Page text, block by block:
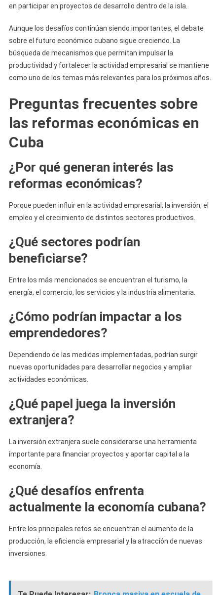
en participar en proyectos de desarrollo dentro de la isla.
Aunque los desafíos continúan siendo importantes, el debate
sobre el futuro económico cubano sigue creciendo. La
búsqueda de mecanismos que permitan impulsar la
productividad y fortalecer la actividad empresarial se mantiene
como uno de los temas más relevantes para los próximos años.
Preguntas frecuentes sobre
las reformas económicas en
Cuba
¿Por qué generan interés las
reformas económicas?
Porque pueden influir en la actividad empresarial, la inversión, el
empleo y el crecimiento de distintos sectores productivos.
¿Qué sectores podrían
beneficiarse?
Entre los más mencionados se encuentran el turismo, la
energía, el comercio, los servicios y la industria alimentaria.
¿Cómo podrían impactar a los
emprendedores?
Dependiendo de las medidas implementadas, podrían surgir
nuevas oportunidades para desarrollar negocios y ampliar
actividades económicas.
¿Qué papel juega la inversión
extranjera?
La inversión extranjera suele considerarse una herramienta
importante para financiar proyectos y aportar capital a la
economía.
¿Qué desafíos enfrenta
actualmente la economía cubana?
Entre los principales retos se encuentran el aumento de la
producción, la eficiencia empresarial y la atracción de nuevas
inversiones.